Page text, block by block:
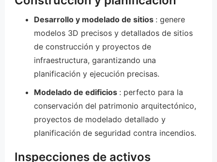
Desarrollo y modelado de sitios : genere
modelos 3D precisos y detallados de sitios
de construcción y proyectos de
infraestructura, garantizando una
planificación y ejecución precisas.
Modelado de edificios : perfecto para la
conservación del patrimonio arquitectónico,
proyectos de modelado detallado y
planificación de seguridad contra incendios.
Inspecciones de activos